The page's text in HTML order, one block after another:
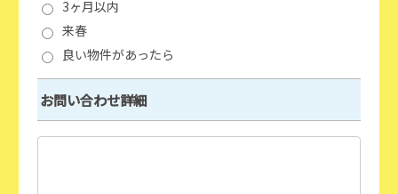
3ヶ月以内
来春
良い物件があったら
お問い合わせ詳細